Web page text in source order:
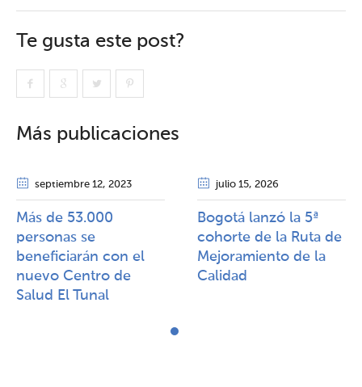
Te gusta este post?
Más publicaciones
septiembre 12, 2023
Más de 53.000
personas se
beneficiarán con el
nuevo Centro de
Salud El Tunal
julio 15, 2026
Bogotá lanzó la 5ª
cohorte de la Ruta de
Mejoramiento de la
Calidad​​